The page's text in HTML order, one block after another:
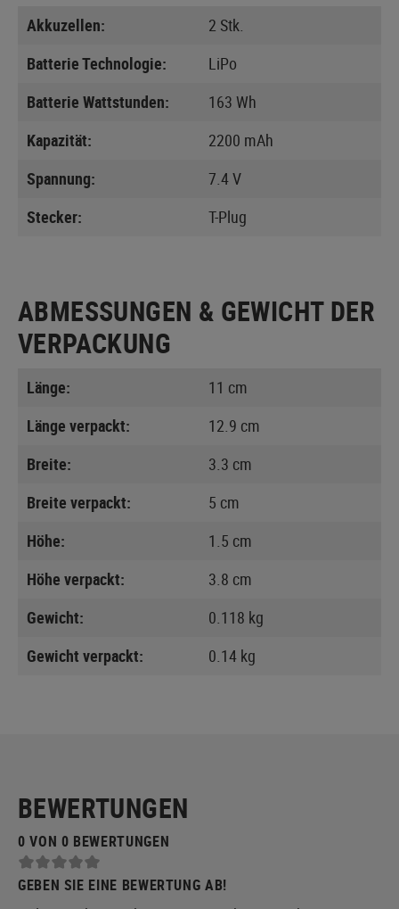
Akkuzellen:
2 Stk.
Batterie Technologie:
LiPo
Batterie Wattstunden:
163 Wh
Kapazität:
2200 mAh
Spannung:
7.4 V
Stecker:
T-Plug
ABMESSUNGEN & GEWICHT DER
VERPACKUNG
Länge:
11 cm
Länge verpackt:
12.9 cm
Breite:
3.3 cm
Breite verpackt:
5 cm
Höhe:
1.5 cm
Höhe verpackt:
3.8 cm
Gewicht:
0.118 kg
Gewicht verpackt:
0.14 kg
BEWERTUNGEN
0 VON 0 BEWERTUNGEN
GEBEN SIE EINE BEWERTUNG AB!